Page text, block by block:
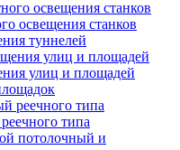
освещения станков
туннелей
улиц и площадей
типа